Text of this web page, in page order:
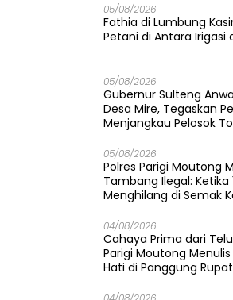
05/08/2026
Fathia di Lumbung
Petani di Antara Irigasi
05/08/2026
Gubernur Sulteng
Desa Mire, Tegaskan
Menjangkau Pelosok
05/08/2026
Polres Parigi Moutong
Tambang Ilegal: Ketika
Menghilang di Semak
04/08/2026
Cahaya Prima dari
Parigi Moutong
Hati di Panggung